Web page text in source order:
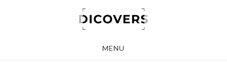
MENU